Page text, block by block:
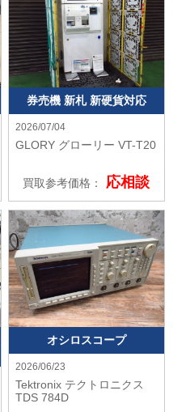
券売機 新札 新硬貨対応
2026/07/04
GLORY グローリー VT-T20
買取参考価格： 応相談
オシロスコープ
2026/06/23
Tektronix テクトロニクス
TDS 784D